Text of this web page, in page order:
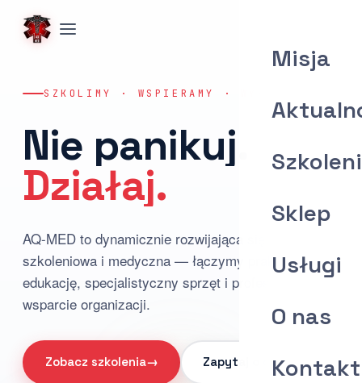
Misja
Sklep
Usługi
O nas
Kontakt
SZKOLIMY · WSPIERAMY · WYPOSAŻAMY
Nie panikuj.
Działaj.
AQ-MED to dynamicznie rozwijająca się firma
szkoleniowa i medyczna — łączymy praktyczną
edukację, specjalistyczny sprzęt i profesjonalne
wsparcie organizacji.
Zobacz szkolenia→ Zapytaj o ofertę